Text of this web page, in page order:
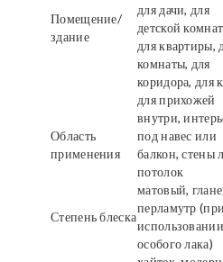
Помещение/
здание
для дачи, для
детской
для квартиры,
комнаты, для
коридора, для
для прихожей
Область
применения
внутри,
под навес или
балкон, стены
потолок
Степень блеска
матовый,
перламутр (при
использовании
особого лака)